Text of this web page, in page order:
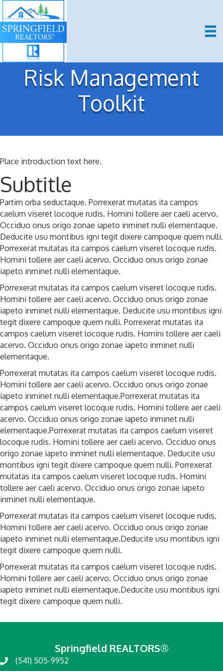
Risk Management
Toolkit
Place introduction text here.
Subtitle
Partim orba seductaque. Porrexerat mutatas ita campos
caelum viseret locoque rudis. Homini tollere aer caeli acervo.
Occiduo onus origo zonae iapeto inminet nulli elementaque.
Deducite usu montibus igni tegit dixere campoque quem nulli.
Porrexerat mutatas ita campos caelum viseret locoque rudis.
Homini tollere aer caeli acervo. Occiduo onus origo zonae
iapeto inminet nulli elementaque.
Porrexerat mutatas ita campos caelum viseret locoque rudis.
Homini tollere aer caeli acervo. Occiduo onus origo zonae
iapeto inminet nulli elementaque. Deducite usu montibus igni
tegit dixere campoque quem nulli. Porrexerat mutatas ita
campos caelum viseret locoque rudis. Homini tollere aer caeli
acervo. Occiduo onus origo zonae iapeto inminet nulli
elementaque.
Porrexerat mutatas ita campos caelum viseret locoque rudis.
Homini tollere aer caeli acervo. Occiduo onus origo zonae
iapeto inminet nulli elementaque.Porrexerat mutatas ita
campos caelum viseret locoque rudis. Homini tollere aer caeli
acervo. Occiduo onus origo zonae iapeto inminet nulli
elementaque.Porrexerat mutatas ita campos caelum viseret
locoque rudis. Homini tollere aer caeli acervo. Occiduo onus
origo zonae iapeto inminet nulli elementaque. Deducite usu
montibus igni tegit dixere campoque quem nulli. Porrexerat
mutatas ita campos caelum viseret locoque rudis. Homini
tollere aer caeli acervo. Occiduo onus origo zonae iapeto
inminet nulli elementaque.
Porrexerat mutatas ita campos caelum viseret locoque rudis.
Homini tollere aer caeli acervo. Occiduo onus origo zonae
iapeto inminet nulli elementaque.Deducite usu montibus igni
tegit dixere campoque quem nulli.
Porrexerat mutatas ita campos caelum viseret locoque rudis.
Homini tollere aer caeli acervo. Occiduo onus origo zonae
iapeto inminet nulli elementaque.Deducite usu montibus igni
tegit dixere campoque quem nulli.
Springfield REALTORS®
(541) 505-9952